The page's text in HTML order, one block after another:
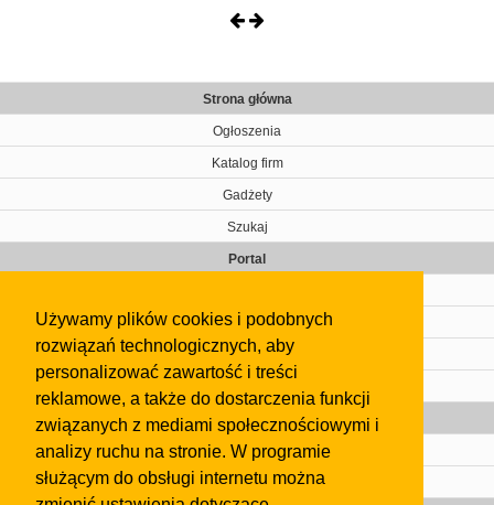
Używamy plików cookies i podobnych
rozwiązań technologicznych, aby
personalizować zawartość i treści
reklamowe, a także do dostarczenia funkcji
związanych z mediami społecznościowymi i
analizy ruchu na stronie. W programie
służącym do obsługi internetu można
Strona główna
Ogłoszenia
Katalog firm
Gadżety
Szukaj
Portal
Kontakt
Regulamin
Gazeta
Olkusz
Kontakt